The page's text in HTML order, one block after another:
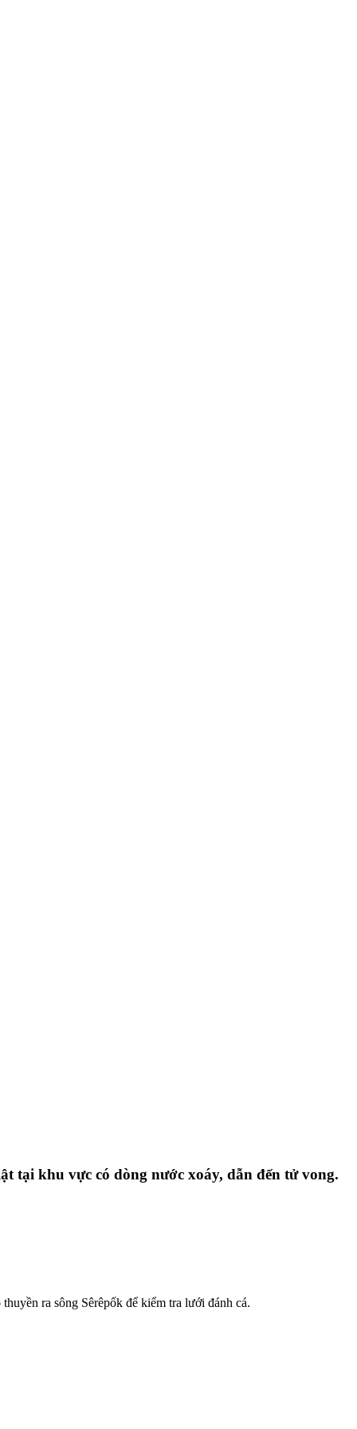
tại khu vực có dòng nước xoáy, dẫn đến tử vong.
ra sông Sêrêpốk để kiểm tra lưới đánh cá.